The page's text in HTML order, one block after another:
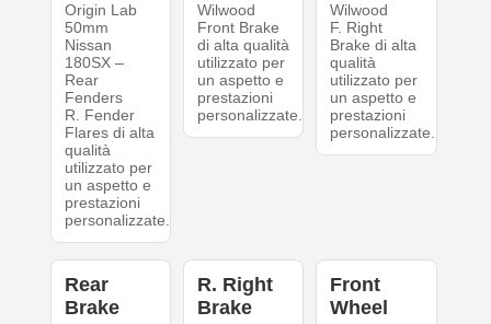
Origin Lab
50mm
Nissan
180SX –
Rear
Fenders
R. Fender
Flares di alta
qualità
utilizzato per
un aspetto e
prestazioni
personalizzate.
Wilwood
Front Brake
di alta qualità
utilizzato per
un aspetto e
prestazioni
personalizzate.
Wilwood
F. Right
Brake di alta
qualità
utilizzato per
un aspetto e
prestazioni
personalizzate.
Rear
Brake
R. Right
Brake
Front
Wheel